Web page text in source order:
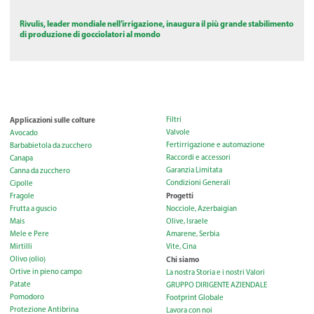
Rivulis, leader mondiale nell’irrigazione, inaugura il più grande stabilimento
di produzione di gocciolatori al mondo
Applicazioni sulle colture
Avocado
Barbabietola da zucchero
Canapa
Canna da zucchero
Cipolle
Fragole
Frutta a guscio
Mais
Mele e Pere
Mirtilli
Olivo (olio)
Ortive in pieno campo
Patate
Pomodoro
Protezione Antibrina
Filtri
Valvole
Fertirrigazione e automazione
Raccordi e accessori
Garanzia Limitata
Condizioni Generali
Progetti
Nocciole, Azerbaigian
Olive, Israele
Amarene, Serbia
Vite, Cina
Chi siamo
La nostra Storia e i nostri Valori
GRUPPO DIRIGENTE AZIENDALE
Footprint Globale
Lavora con noi